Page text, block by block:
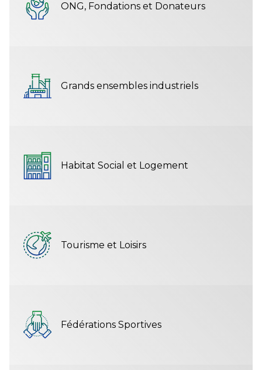
ONG, Fondations et Donateurs
Grands ensembles industriels
Habitat Social et Logement
Tourisme et Loisirs
Fédérations Sportives